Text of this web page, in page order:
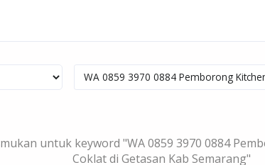
untuk keyword "WA 0859 3970 0884
Coklat di Getasan Kab Semarang"